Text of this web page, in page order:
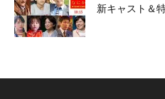
新キャスト＆